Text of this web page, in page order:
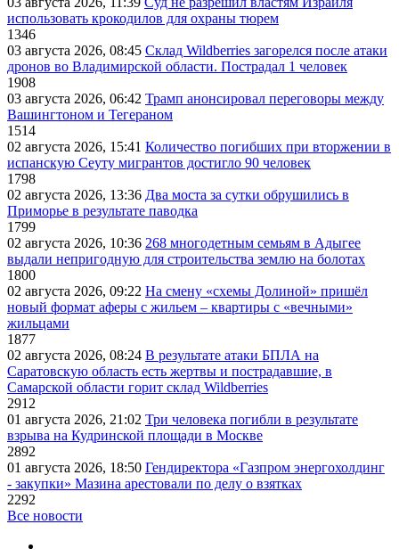
использовать крокодилов для охраны тюрем
1346
03 августа 2026, 08:45 Склад Wildberries загорелся после атаки
дронов во Владимирской области. Пострадал 1 человек
1908
03 августа 2026, 06:42 Трамп анонсировал переговоры между
Вашингтоном и Тегераном
1514
02 августа 2026, 15:41 Количество погибших при вторжении в
испанскую Сеуту мигрантов достигло 90 человек
1798
02 августа 2026, 13:36 Два моста за сутки обрушились в
Приморье в результате паводка
1799
02 августа 2026, 10:36 268 многодетным семьям в Адыгее
выдали непригодную для строительства землю на болотах
1800
02 августа 2026, 09:22 На смену «схемы Долиной» пришёл
новый формат аферы с жильем – квартиры с «вечными»
жильцами
1877
02 августа 2026, 08:24 В результате атаки БПЛА на
Саратовскую область есть жертвы и пострадавшие, в
Самарской области горит склад Wildberries
2912
01 августа 2026, 21:02 Три человека погибли в результате
взрыва на Кудринской площади в Москве
2892
01 августа 2026, 18:50 Гендиректора «Газпром энергохолдинг
- закупки» Мазина арестовали по делу о взятках
2292
Все новости